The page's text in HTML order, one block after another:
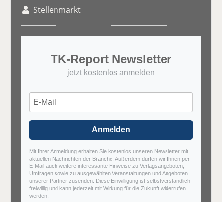
Stellenmarkt
TK-Report Newsletter
jetzt kostenlos anmelden
Anmelden
Mit Ihrer Anmeldung erhalten Sie kostenlos unseren Newsletter mit
aktuellen Nachrichten der Branche. Außerdem dürfen wir Ihnen per
E-Mail auch weitere interessante Hinweise zu Verlagsangeboten,
Umfragen sowie zu ausgewählten Veranstaltungen und Angeboten
unserer Partner zusenden. Diese Einwilligung ist selbstverständlich
freiwillig und kann jederzeit mit Wirkung für die Zukunft widerrufen
werden.